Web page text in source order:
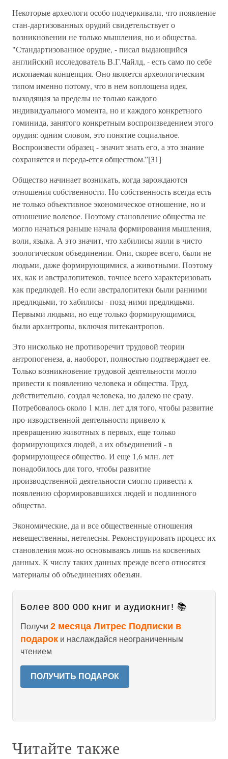
Некоторые археологи особо подчеркивали, что появление
стан-дартизованных орудий свидетельствует о
возникновении не только мышления, но и общества.
"Стандартизованное орудие, - писал выдающийся
английский исследователь В.Г.Чайлд, - есть само по себе
ископаемая концепция. Оно является археологическим
типом именно потому, что в нем воплощена идея,
выходящая за пределы не только каждого
индивидуального момента, но и каждого конкретного
гоминида, занятого конкретным воспроизведением этого
орудия: одним словом, это понятие социальное.
Воспроизвести образец - значит знать его, а это знание
сохраняется и переда-ется обществом.”[31]
Общество начинает возникать, когда зарождаются
отношения собственности. Но собственность всегда есть
не только объективное экономическое отношение, но и
отношение волевое. Поэтому становление общества не
могло начаться раньше начала формирования мышления,
воли, языка. А это значит, что хабилисы жили в чисто
зоологическом объединении. Они, скорее всего, были не
людьми, даже формирующимися, а животными. Поэтому
их, как и австралопитеков, точнее всего характеризовать
как предлюдей. Но если австралопитеки были ранними
предлюдьми, то хабилисы - позд-ними предлюдьми.
Первыми людьми, но еще только формирующимися,
были архантропы, включая питекантропов.
Это нисколько не противоречит трудовой теории
антропогенеза, а, наоборот, полностью подтверждает ее.
Только возникновение трудовой деятельности могло
привести к появлению человека и общества. Труд,
действительно, создал человека, но далеко не сразу.
Потребовалось около 1 млн. лет для того, чтобы развитие
про-изводственной деятельности привело к
превращению животных в первых, еще только
формирующихся людей, а их объединений - в
формирующееся общество. И еще 1,6 млн. лет
понадобилось для того, чтобы развитие
производственной деятельности смогло привести к
появлению сформировавшихся людей и подлинного
общества.
Экономические, да и все общественные отношения
невещественны, нетелесны. Реконструировать процесс их
становления мож-но основываясь лишь на косвенных
данных. К числу таких данных прежде всего относятся
материалы об объединениях обезьян.
Более 800 000 книг и аудиокниг! 📚
Получи 2 месяца Литрес Подписки в
подарок и наслаждайся неограниченным
чтением
ПОЛУЧИТЬ ПОДАРОК
Читайте также